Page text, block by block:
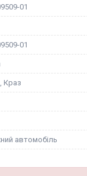
01
01
Краз
автомобіль